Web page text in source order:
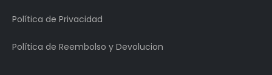
Política de Privacidad
Política de Reembolso y Devolucion